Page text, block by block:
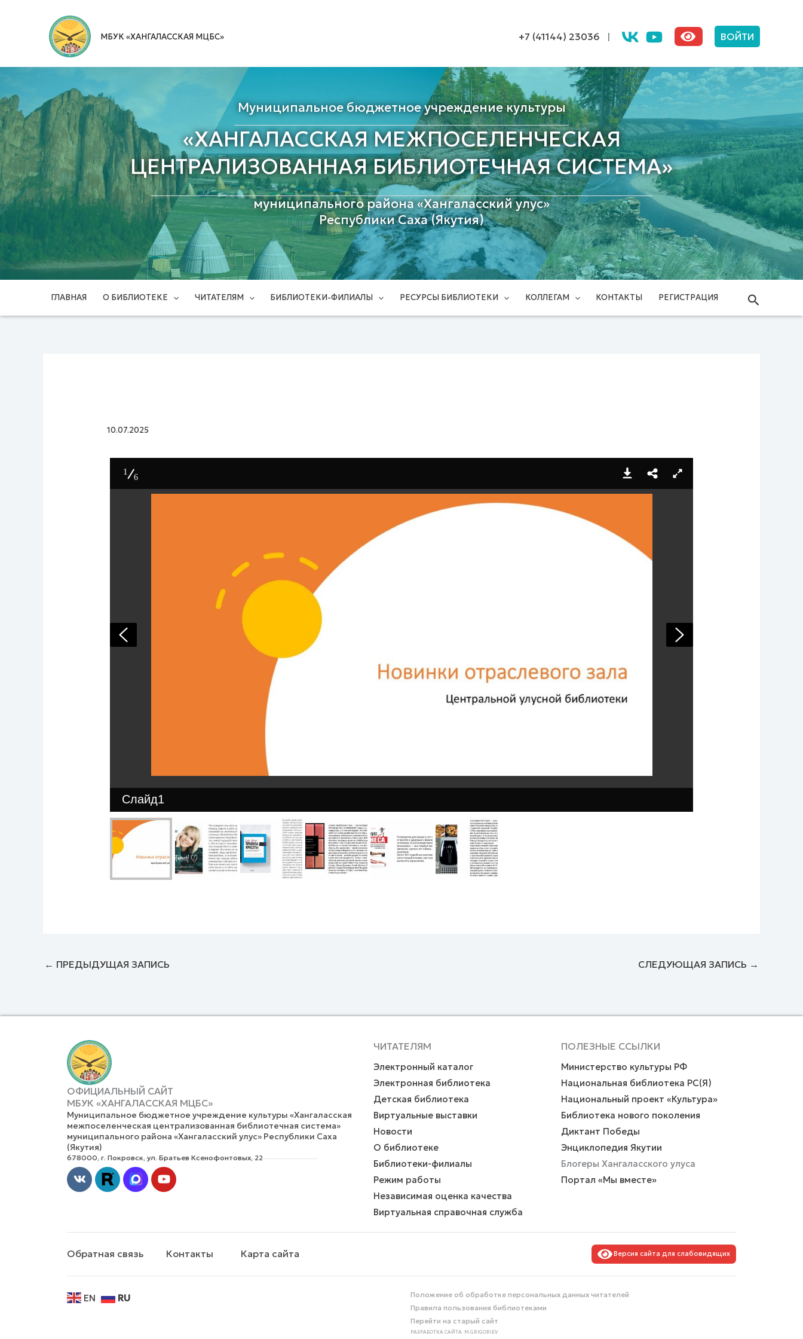
содержимому
МБУК «ХАНГАЛАССКАЯ МЦБС» +7 (41144) 23036 | ВОЙТИ
Муниципальное бюджетное учреждение культуры
«ХАНГАЛАССКАЯ МЕЖПОСЕЛЕНЧЕСКАЯ
ЦЕНТРАЛИЗОВАННАЯ БИБЛИОТЕЧНАЯ СИСТЕМА»
муниципального района «Хангаласский улус»
Республики Саха (Якутия)
ГЛАВНАЯ О БИБЛИОТЕКЕ ЧИТАТЕЛЯМ БИБЛИОТЕКИ-ФИЛИАЛЫ РЕСУРСЫ БИБЛИОТЕКИ КОЛЛЕГАМ КОНТАКТЫ РЕГИСТРАЦИЯ Поиск
10.07.2025
1
6
Слайд1
← ПРЕДЫДУЩАЯ ЗАПИСЬ СЛЕДУЮЩАЯ ЗАПИСЬ →
ОФИЦИАЛЬНЫЙ САЙТ
МБУК «ХАНГАЛАССКАЯ МЦБС»
Муниципальное бюджетное учреждение культуры «Хангаласская
межпоселенческая централизованная библиотечная система»
муниципального района «Хангаласский улус» Республики Саха
(Якутия)
678000, г. Покровск, ул. Братьев Ксенофонтовых, 22
Vk Youtube
ЧИТАТЕЛЯМ
Электронный каталог
Электронная библиотека
Детская библиотека
Виртуальные выставки
Новости
О библиотеке
Библиотеки-филиалы
Режим работы
Независимая оценка качества
Виртуальная справочная служба
ПОЛЕЗНЫЕ ССЫЛКИ
Министерство культуры РФ
Национальная библиотека РС(Я)
Национальный проект «Культура»
Библиотека нового поколения
Диктант Победы
Энциклопедия Якутии
Блогеры Хангаласского улуса
Портал «Мы вместе»
Обратная связь Контакты Карта сайта Версия сайта для слабовидящих
EN RU
Положение об обработке персональных данных читателей
Правила пользования библиотеками
Перейти на старый сайт
РАЗРАБОТКА САЙТА: M.GRIGORIEV